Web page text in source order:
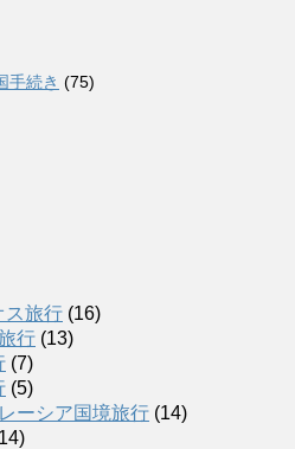
手続き (75)
ス旅行 (16)
行 (13)
(7)
(5)
ーシア国境旅行 (14)